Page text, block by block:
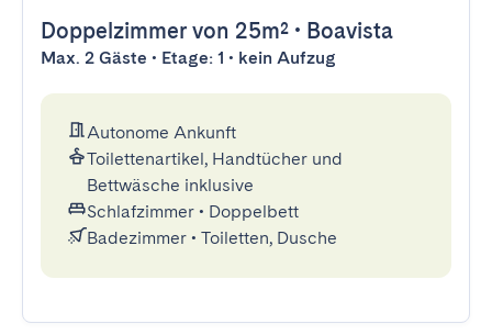
Doppelzimmer von 25m² • Boavista
Max. 2 Gäste • Etage: 1 • kein Aufzug
Autonome Ankunft
Toilettenartikel, Handtücher und
Bettwäsche inklusive
Schlafzimmer • Doppelbett
Badezimmer • Toiletten, Dusche